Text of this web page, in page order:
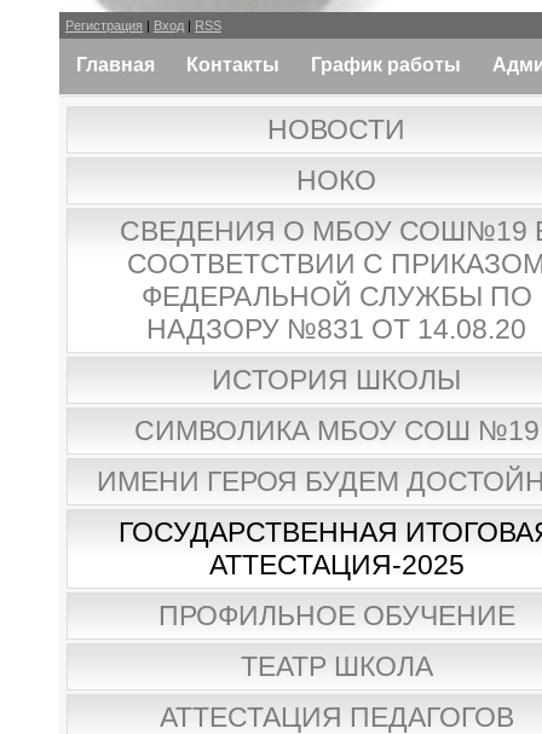
Регистрация | Вход | RSS
Главная Контакты График работы
НОВОСТИ
НОКО
СВЕДЕНИЯ О МБОУ СОШ№19
СООТВЕТСТВИИ С
ФЕДЕРАЛЬНОЙ СЛУЖБЫ ПО
НАДЗОРУ №831 ОТ 14.08.20
ИСТОРИЯ ШКОЛЫ
СИМВОЛИКА МБОУ СОШ №19
ИМЕНИ ГЕРОЯ БУДЕМ
ГОСУДАРСТВЕННАЯ
АТТЕСТАЦИЯ-2025
ПРОФИЛЬНОЕ ОБУЧЕНИЕ
ТЕАТР ШКОЛА
АТТЕСТАЦИЯ ПЕДАГОГОВ